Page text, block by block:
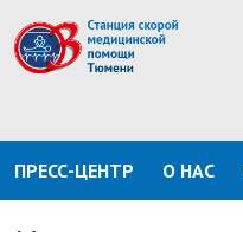
ПРЕСС-ЦЕНТР О НАС